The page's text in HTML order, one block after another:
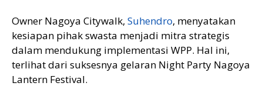
Owner Nagoya Citywalk, Suhendro, menyatakan
kesiapan pihak swasta menjadi mitra strategis
dalam mendukung implementasi WPP. Hal ini,
terlihat dari suksesnya gelaran Night Party Nagoya
Lantern Festival.